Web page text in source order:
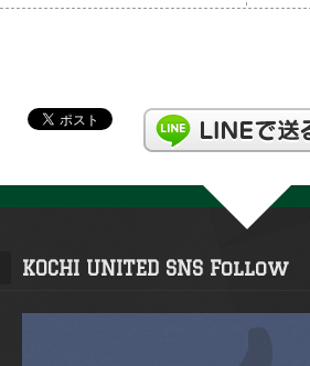
KOCHI UNITED SNS Follow